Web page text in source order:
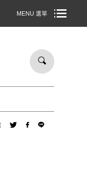
元，即享免運宅
MENU 選單